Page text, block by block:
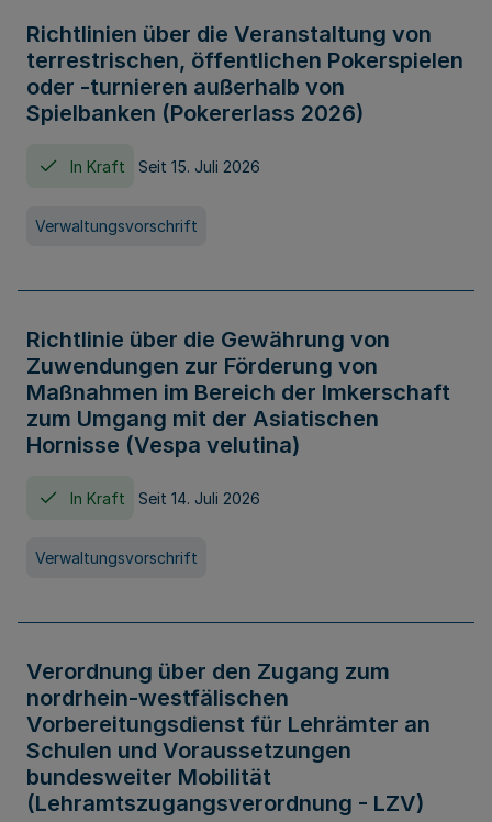
Richtlinien über die Veranstaltung von
terrestrischen, öffentlichen Pokerspielen
oder -turnieren außerhalb von
Spielbanken (Pokererlass 2026)
In Kraft Seit 15. Juli 2026
Verwaltungsvorschrift
Richtlinie über die Gewährung von
Zuwendungen zur Förderung von
Maßnahmen im Bereich der Imkerschaft
zum Umgang mit der Asiatischen
Hornisse (Vespa velutina)
In Kraft Seit 14. Juli 2026
Verwaltungsvorschrift
Verordnung über den Zugang zum
nordrhein-westfälischen
Vorbereitungsdienst für Lehrämter an
Schulen und Voraussetzungen
bundesweiter Mobilität
(Lehramtszugangsverordnung - LZV)